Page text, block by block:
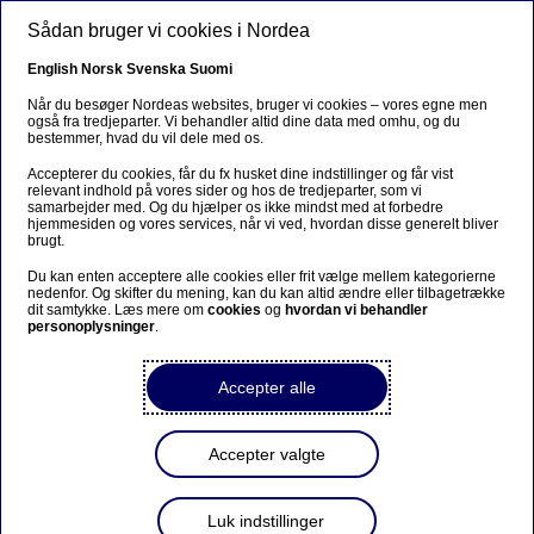
Gå til hovedindhold
Ursäkta...
Den här sidan finns tyvärr inte på svenska.
Stanna kvar på sidan
svenska
Podcast
Rentebunden er nået for
boligejerne
Sådan bruger vi cookies i Nordea
English Norsk Svenska Suomi
Når du besøger Nordeas websites, bruger vi cookies – vores egne men
også fra tredjeparter. Vi behandler altid dine data med omhu, og du
bestemmer, hvad du vil dele med os.
Accepterer du cookies, får du fx husket dine indstillinger og får vist
relevant indhold på vores sider og hos de tredjeparter, som vi
samarbejder med. Og du hjælper os ikke mindst med at forbedre
hjemmesiden og vores services, når vi ved, hvordan disse generelt bliver
brugt.
Du kan enten acceptere alle cookies eller frit vælge mellem kategorierne
nedenfor. Og skifter du mening, kan du kan altid ændre eller tilbagetrække
dit samtykke. Læs mere omcookies og hvordan vi behandler
personoplysninger.
Accepter alle
Accepter valgte
Luk indstillinger